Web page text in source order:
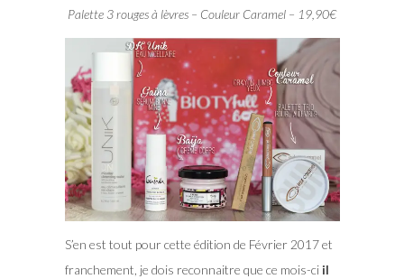
Palette 3 rouges à lèvres – Couleur Caramel – 19,90€
S’en est tout pour cette édition de Février 2017 et
franchement, je dois reconnaitre que ce mois-ci il